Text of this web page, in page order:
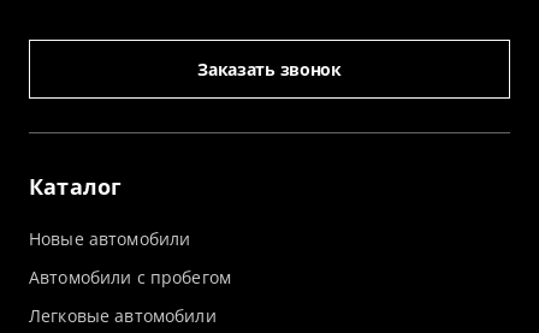
Каталог
Новые автомобили
Автомобили с пробегом
Легковые автомобили
Заказать звонок